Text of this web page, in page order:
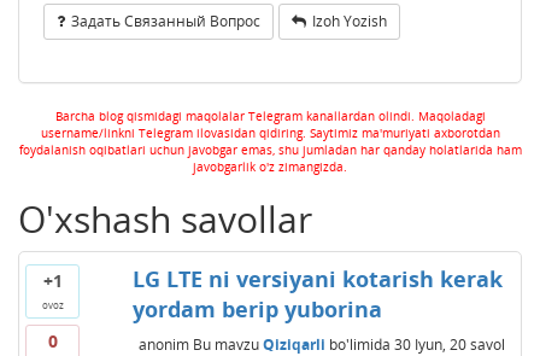
Задать Связанный Вопрос Izoh Yozish
Barcha blog qismidagi maqolalar Telegram kanallardan olindi. Maqoladagi
username/linkni Telegram ilovasidan qidiring. Saytimiz ma'muriyati axborotdan
foydalanish oqibatlari uchun javobgar emas, shu jumladan har qanday holatlarida ham
javobgarlik o'z zimangizda.
O'xshash savollar
+1
ovoz
0
LG LTE ni versiyani kotarish kerak
yordam berip yuborina
anonim Bu mavzuQiziqarli bo'limida 30 Iyun, 20 savol